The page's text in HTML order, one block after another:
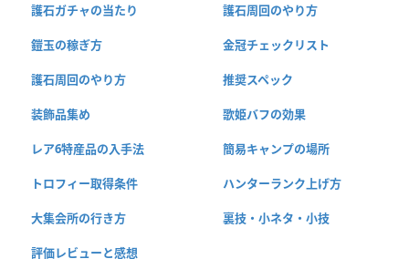
護石ガチャの当たり 護石周回のやり方
鎧玉の稼ぎ方 金冠チェックリスト
護石周回のやり方 推奨スペック
装飾品集め 歌姫バフの効果
レア6特産品の入手法 簡易キャンプの場所
トロフィー取得条件 ハンターランク上げ方
大集会所の行き方 裏技・小ネタ・小技
評価レビューと感想